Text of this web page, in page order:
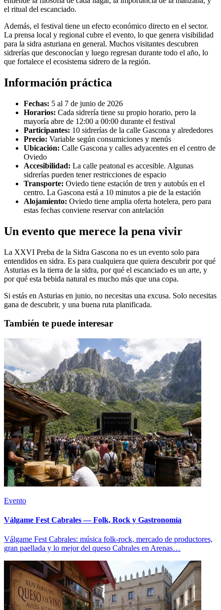
el ritual del escanciado.
Además, el festival tiene un efecto económico directo en el sector.
La prensa local y regional cubre el evento, lo que genera visibilidad
para la sidra asturiana en general. Muchos visitantes descubren
sidrerías que desconocían y luego regresan durante todo el año, lo
que fortalece el ecosistema sidrero de la región.
Información práctica
Fechas: 5 al 7 de junio de 2026
Horarios: Cada sidrería tiene su propio horario, pero la
mayoría abre de 12:00 a 00:00 durante el festival
Participantes: 10 sidrerías de la calle Gascona y alrededores
Precio: Variable según consumiciones y menús
Ubicación: Calle Gascona y calles adyacentes en el centro de
Oviedo
Accesibilidad: La calle peatonal es accesible. Algunas
sidrerías pueden tener restricciones de espacio
Transporte: Oviedo tiene estación de tren y autobús en el
centro. La Gascona está a 10 minutos a pie de la estación
Alojamiento: Oviedo tiene amplia oferta hotelera, pero para
estas fechas conviene reservar con antelación
Un evento que merece la pena vivir
La XXVI Preba de la Sidra Gascona no es un evento solo para
entendidos en sidra. Es para cualquiera que quiera descubrir por qué
Asturias es la tierra de la sidra, por qué el escanciado es un arte, y
por qué esta bebida natural es mucho más que una copa.
Si estás en Asturias en junio, no necesitas una excusa. Solo necesitas
gana de descubrir, y una buena ruta planificada.
También te puede interesar
Evento
Válgame Fest Cabrales — Folk, Rock y Gastronomía
Válgame Fest Cabrales: música folk-rock, mercado de productores,
gran paellada y lo mejor del queso Cabrales en Arenas…